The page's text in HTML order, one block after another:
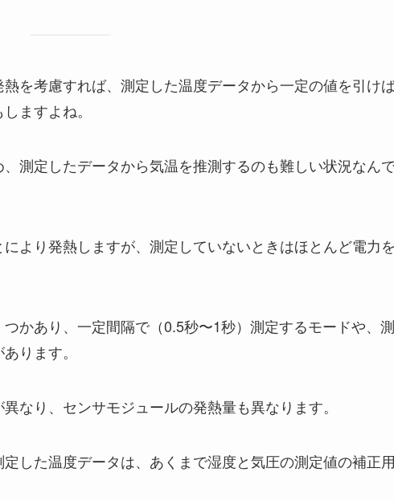
を考慮すれば、測定した温度データから一定の値を引け
ますよね。
測定したデータから気温を推測するのも難しい状況なん
より発熱しますが、測定していないときはほとんど電力
かあり、一定間隔で（0.5秒〜1秒）測定するモードや、測
ります。
なり、センサモジュールの発熱量も異なります。
した温度データは、あくまで湿度と気圧の測定値の補正